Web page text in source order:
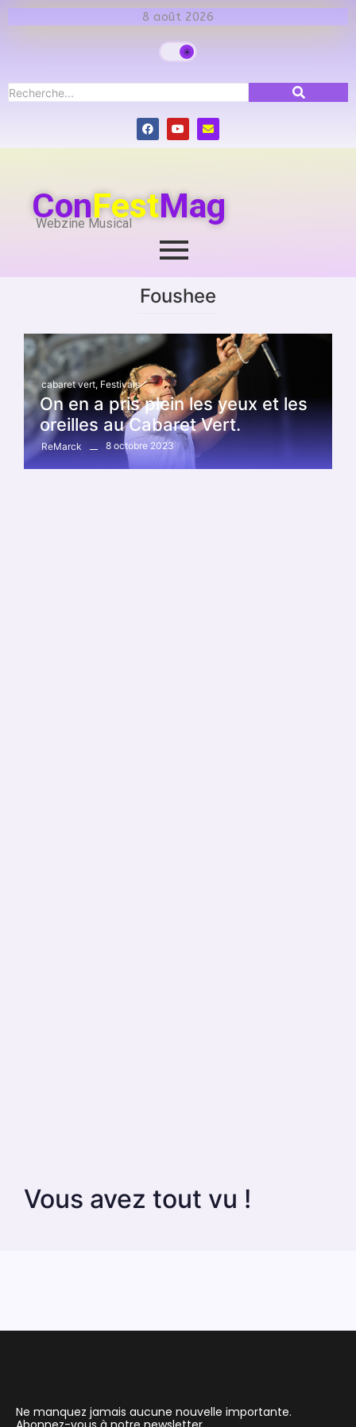
8 août 2026
ConFestMag
Webzine Musical
Foushee
cabaret vert, Festivals
On en a pris plein les yeux et les
oreilles au Cabaret Vert.
ReMarck 8 octobre 2023
Vous avez tout vu !
Ne manquez jamais aucune nouvelle importante.